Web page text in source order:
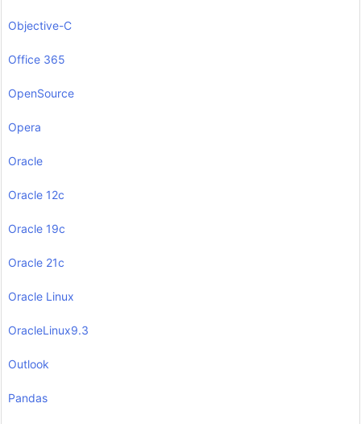
Objective-C
Office 365
OpenSource
Opera
Oracle
Oracle 12c
Oracle 19c
Oracle 21c
Oracle Linux
OracleLinux9.3
Outlook
Pandas